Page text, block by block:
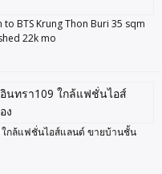
BTS Krung Thon Buri 35 sqm
22k mo
ใกล้แฟชั่นไอส์แลนด์ ขายบ้านชั้น